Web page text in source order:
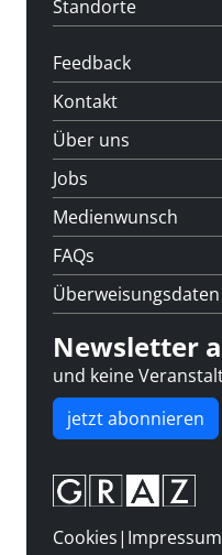
Standorte
Feedback
Kontakt
Über uns
Jobs
Medienwunsch
FAQs
Überweisungsdaten
Newsletter
und keine
jetzt abonnieren
Cookies| Impressum